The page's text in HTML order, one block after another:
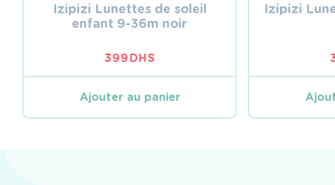
Izipizi Lunettes de soleil
enfant 9-36m noir
399 DHS
Ajouter au panier
Izipizi